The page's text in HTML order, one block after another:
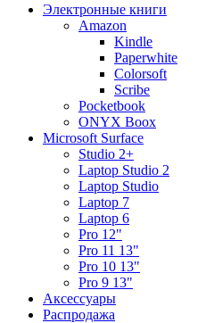
Электронные книги
Amazon
Kindle
Paperwhite
Colorsoft
Scribe
Pocketbook
ONYX Boox
Microsoft Surface
Studio 2+
Laptop Studio 2
Laptop Studio
Laptop 7
Laptop 6
Pro 12"
Pro 11 13"
Pro 10 13"
Pro 9 13"
Аксессуары
Распродажа